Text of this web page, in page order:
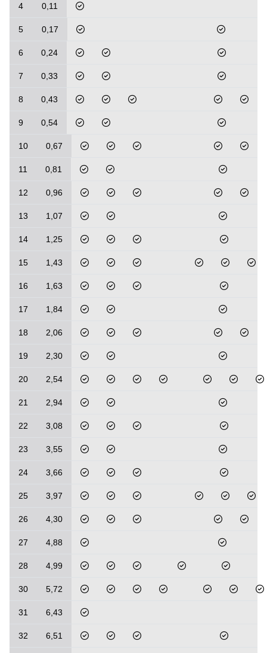
4 0,11
5 0,17
6 0,24
7 0,33
8 0,43
9 0,54
10 0,67
11 0,81
12 0,96
13 1,07
14 1,25
15 1,43
16 1,63
17 1,84
18 2,06
19 2,30
20 2,54
21 2,94
22 3,08
23 3,55
24 3,66
25 3,97
26 4,30
27 4,88
28 4,99
30 5,72
31 6,43
32 6,51